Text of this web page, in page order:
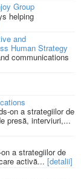
Group
helping
and
Human Strategy
communications
on a strategiilor de
presă, interviuri,...
a strategiilor de
activă... [detalii]